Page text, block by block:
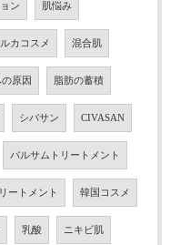
ン 肌悩み
カコスメ 混合肌
原因 脂肪の蓄積
シバサン CIVASAN
バルサムトリートメント
ートメント 韓国コスメ
乳酸 ニキビ肌